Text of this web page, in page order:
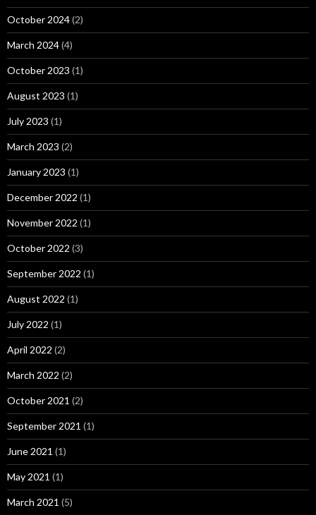
October 2024(2)
March 2024(4)
October 2023 (1)
August 2023 (1)
July 2023 (1)
March 2023 (2)
January 2023 (1)
December 2022 (1)
November 2022 (1)
October 2022 (3)
September 2022 (1)
August 2022 (1)
July 2022 (1)
April 2022 (2)
March 2022 (2)
October 2021 (2)
September 2021 (1)
June 2021 (1)
May 2021 (1)
March 2021 (5)